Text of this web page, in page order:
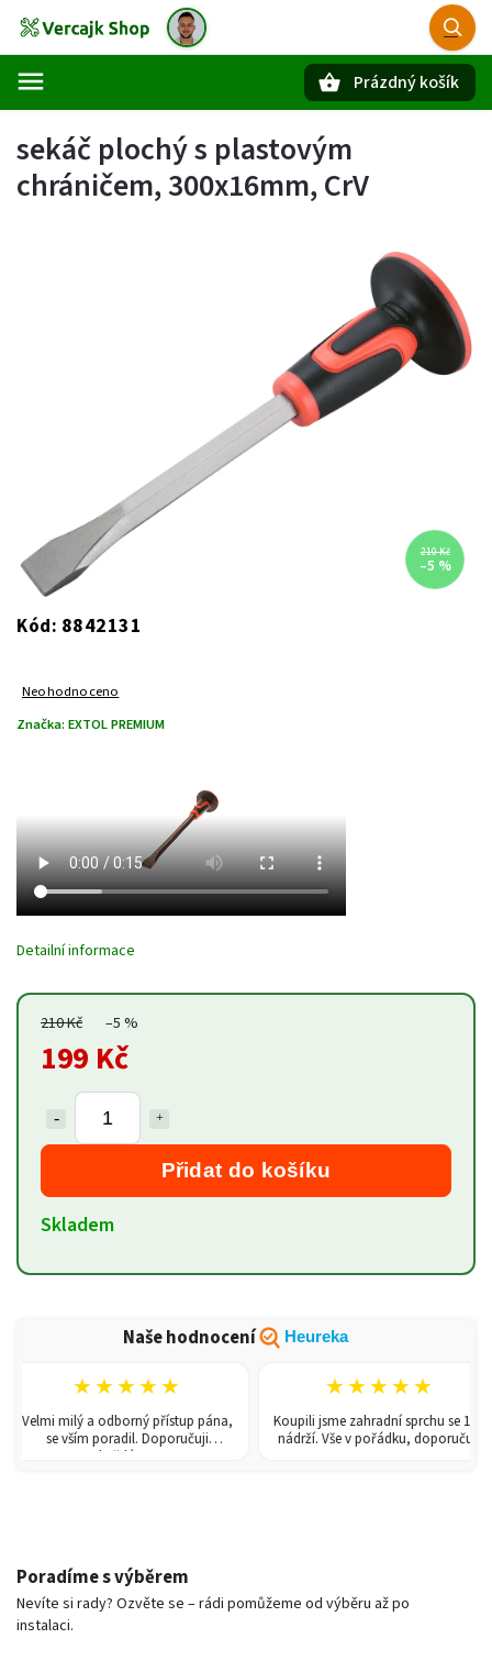
Prázdný košík
sekáč plochý s plastovým
chráničem, 300x16mm, CrV
210 Kč
–5 %
Kód: 8842131
Neohodnoceno
Značka: EXTOL PREMIUM
210 Kč –5 %
199 Kč
Přidat do košíku
Skladem
Detailní informace
Naše hodnocení Heureka
★★★★★
Velmi milý a odborný přístup pána,
se vším poradil. Doporučuji
každému!
★★★★★
Koupili jsme zahradní sprchu se 150l
nádrží. Vše v pořádku, doporučuji.
Poradíme s výběrem
Nevíte si rady? Ozvěte se – rádi pomůžeme od výběru až po
instalaci.